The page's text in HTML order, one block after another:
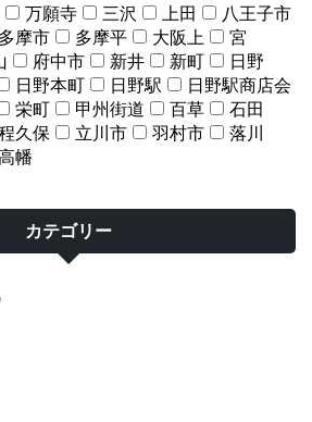
万願寺 三沢 上田
八王子市
多摩市 多摩平 大阪上
宮
府中市 新井 新町
日野
日野本町 日野駅
日野駅商店会
栄町 甲州街道 百草
石田
久保 立川市 羽村市
落川
幡
カテゴリー